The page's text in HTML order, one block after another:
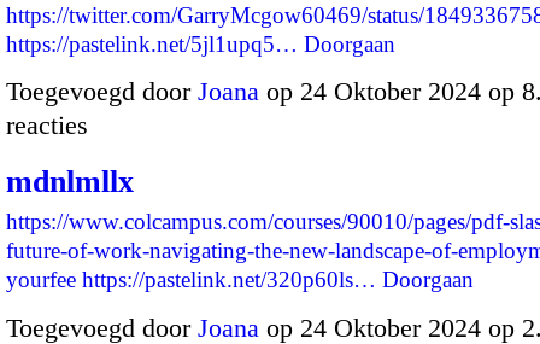
https://twitter.com/GarryMcgow60469/status/
https://pastelink.net/5jl1upq5… Doorgaan
Toegevoegd door Joana op 24 Oktober 2024 op
reacties
mdnlmllx
https://www.colcampus.com/courses/90010/pages/pdf-
future-of-work-navigating-the-new-landscape-of-
yourfee https://pastelink.net/320p60ls… Doorgaan
Toegevoegd door Joana op 24 Oktober 2024 op